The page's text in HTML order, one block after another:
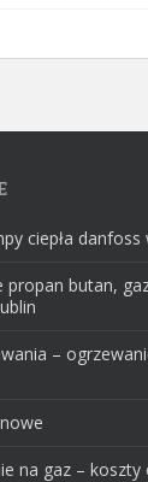
ciepła danfoss
propan butan,
–
na gaz –